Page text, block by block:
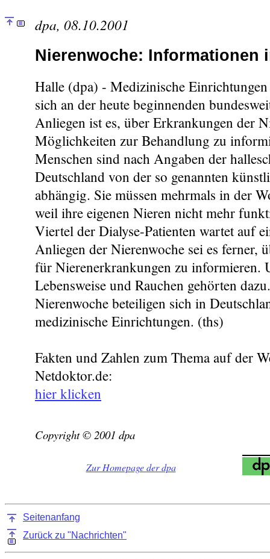
dpa, 08.10.2001
Nierenwoche: Informationen
Halle (dpa) - Medizinische
sich an der heute beginnenden
Anliegen ist es, über Erkrankungen der
Möglichkeiten zur Behandlung zu
Menschen sind nach Angaben der
Deutschland von der so genannten
abhängig. Sie müssen mehrmals in der
weil ihre eigenen Nieren nicht mehr
Viertel der Dialyse-Patienten wartet auf
Anliegen der Nierenwoche sei es ferner,
für Nierenerkrankungen zu informieren.
Lebensweise und Rauchen gehörten
Nierenwoche beteiligen sich in
medizinische Einrichtungen. (ths)
Fakten und Zahlen zum Thema auf der
Netdoktor.de:
hier klicken
Copyright © 2001 dpa
Zur Homepage der dpa
Seitenanfang
Zurück zu "Nachrichten"